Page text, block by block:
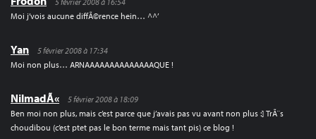
Moi j’vois aucune diffÃ©rence hein… ^^’
Yan
5 février 2008 à 17:34
Moi non plus… ARNAAAAAAAAAAAAAAQUE !
NilmadÃ«
5 février 2008 à 18:09
Ben moi non plus, mais c’est parce que j’avais pas vu avant non plus :] TrÃ¨s
choudibou (c’est ptet pas le bon terme mais tant pis) ce blog !